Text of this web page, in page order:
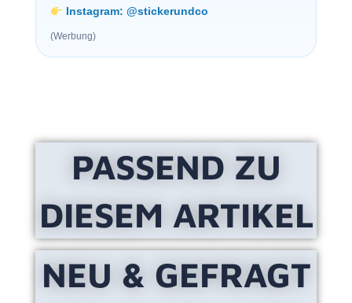
Instagram: @stickerundco
(Werbung)
PASSEND ZU
DIESEM ARTIKEL
NEU & GEFRAGT